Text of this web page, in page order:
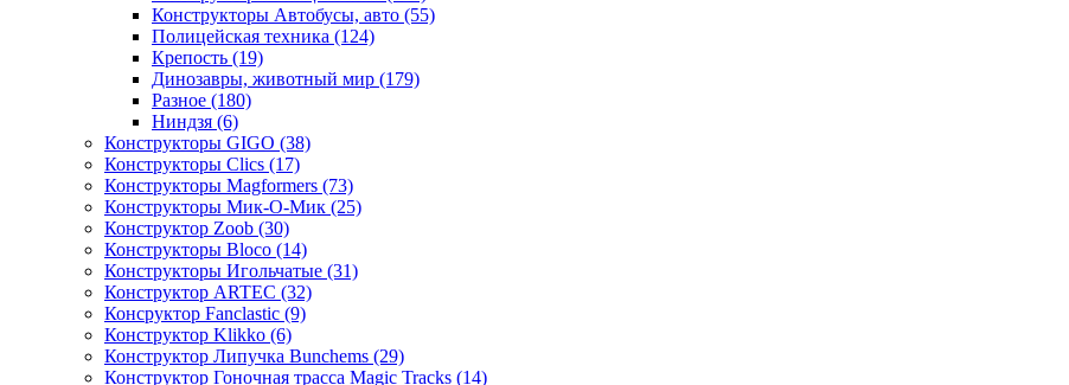
Конструкторы Автобусы, авто (55)
Полицейская техника (124)
Крепость (19)
Динозавры, животный мир (179)
Разное (180)
Ниндзя (6)
Конструкторы GIGO (38)
Конструкторы Clics (17)
Конструкторы Magformers (73)
Конструкторы Мик-О-Мик (25)
Конструктор Zoob (30)
Конструкторы Bloco (14)
Конструкторы Игольчатые (31)
Конструктор ARTEC (32)
Консруктор Fanclastic (9)
Конструктор Klikko (6)
Конструктор Липучка Bunchems (29)
Конструктор Гоночная трасса Magic Tracks (14)